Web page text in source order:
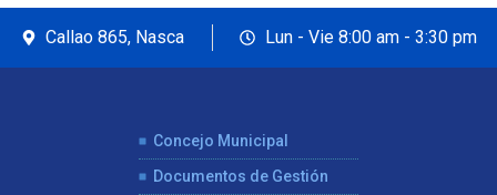
Callao 865, Nasca Lun - Vie 8:00 am - 3:30 pm
Concejo Municipal
Documentos de Gestión